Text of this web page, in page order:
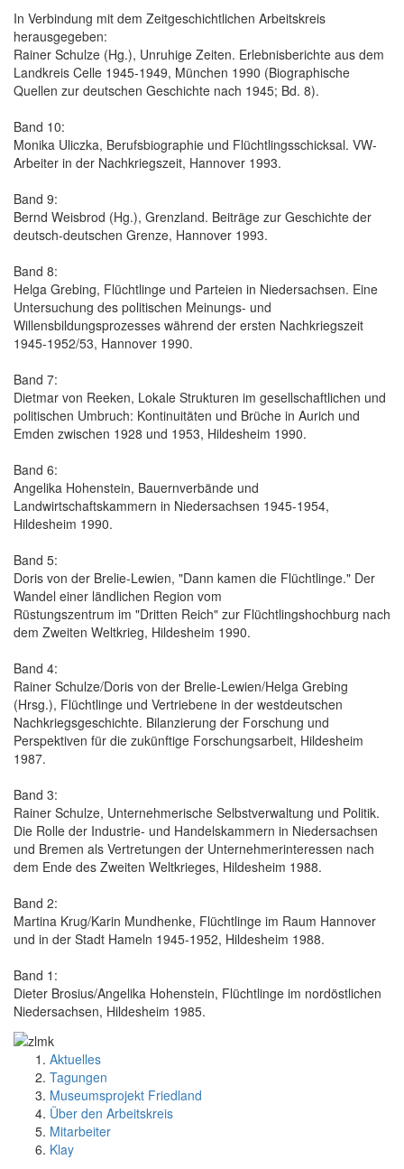
In Verbindung mit dem Zeitgeschichtlichen Arbeitskreis
herausgegeben:
Rainer Schulze (Hg.), Unruhige Zeiten. Erlebnisberichte aus dem
Landkreis Celle 1945-1949, München 1990 (Biographische
Quellen zur deutschen Geschichte nach 1945; Bd. 8).
Band 10:
Monika Uliczka, Berufsbiographie und Flüchtlingsschicksal. VW-
Arbeiter in der Nachkriegszeit, Hannover 1993.
Band 9:
Bernd Weisbrod (Hg.), Grenzland. Beiträge zur Geschichte der
deutsch-deutschen Grenze, Hannover 1993.
Band 8:
Helga Grebing, Flüchtlinge und Parteien in Niedersachsen. Eine
Untersuchung des politischen Meinungs- und
Willensbildungsprozesses während der ersten Nachkriegszeit
1945-1952/53, Hannover 1990.
Band 7:
Dietmar von Reeken, Lokale Strukturen im gesellschaftlichen und
politischen Umbruch: Kontinuitäten und Brüche in Aurich und
Emden zwischen 1928 und 1953, Hildesheim 1990.
Band 6:
Angelika Hohenstein, Bauernverbände und
Landwirtschaftskammern in Niedersachsen 1945-1954,
Hildesheim 1990.
Band 5:
Doris von der Brelie-Lewien, "Dann kamen die Flüchtlinge." Der
Wandel einer ländlichen Region vom
Rüstungszentrum im "Dritten Reich" zur Flüchtlingshochburg nach
dem Zweiten Weltkrieg, Hildesheim 1990.
Band 4:
Rainer Schulze/Doris von der Brelie-Lewien/Helga Grebing
(Hrsg.), Flüchtlinge und Vertriebene in der westdeutschen
Nachkriegsgeschichte. Bilanzierung der Forschung und
Perspektiven für die zukünftige Forschungsarbeit, Hildesheim
1987.
Band 3:
Rainer Schulze, Unternehmerische Selbstverwaltung und Politik.
Die Rolle der Industrie- und Handelskammern in Niedersachsen
und Bremen als Vertretungen der Unternehmerinteressen nach
dem Ende des Zweiten Weltkrieges, Hildesheim 1988.
Band 2:
Martina Krug/Karin Mundhenke, Flüchtlinge im Raum Hannover
und in der Stadt Hameln 1945-1952, Hildesheim 1988.
Band 1:
Dieter Brosius/Angelika Hohenstein, Flüchtlinge im nordöstlichen
Niedersachsen, Hildesheim 1985.
Aktuelles
Tagungen
Museumsprojekt Friedland
Über den Arbeitskreis
Mitarbeiter
Klay